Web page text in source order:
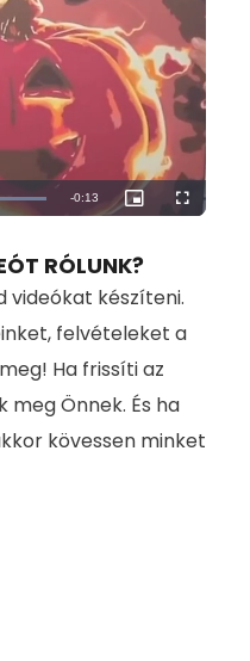
:
Remaining
-0:13
Picture-
in-
Fullscreen
RÓLUNK?
videókat készíteni.
felvételeket a
Ha frissíti az
meg Önnek. És ha
kövessen minket